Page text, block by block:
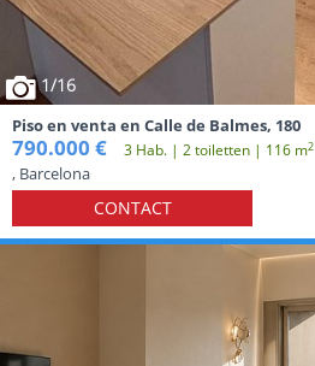
1/16
Piso en venta en Calle de Balmes, 180
790.000 € 3 Hab. | 2 toiletten | 116 m2
, Barcelona
CONTACT